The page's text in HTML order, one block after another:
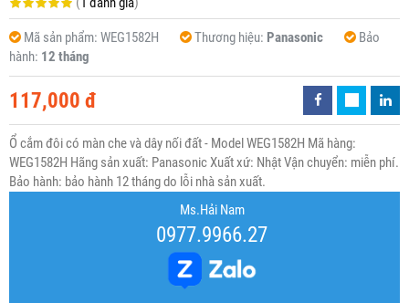
Mã sản phẩm: WEG1582H Thương hiệu: Panasonic
Bảo
hành: 12 tháng
117,000 đ
Ổ cắm đôi có màn che và dây nối đất - Model WEG1582H Mã hàng:
WEG1582H Hãng sản xuất: Panasonic Xuất xứ: Nhật Vận chuyển: miễn phí.
Bảo hành: bảo hành 12 tháng do lỗi nhà sản xuất.
Ms.Hải Nam
0977.9966.27